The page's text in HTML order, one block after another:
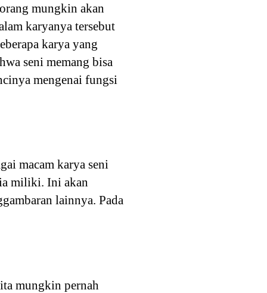
mungkin akan
karyanya tersebut
karya yang
seni memang bisa
mengenai fungsi
macam karya seni
miliki. Ini akan
lainnya. Pada
mungkin pernah